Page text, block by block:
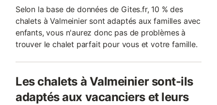
Selon la base de données de Gites.fr, 10 % des
chalets à Valmeinier sont adaptés aux familles avec
enfants, vous n'aurez donc pas de problèmes à
trouver le chalet parfait pour vous et votre famille.
Les chalets à Valmeinier sont-ils
adaptés aux vacanciers et leurs